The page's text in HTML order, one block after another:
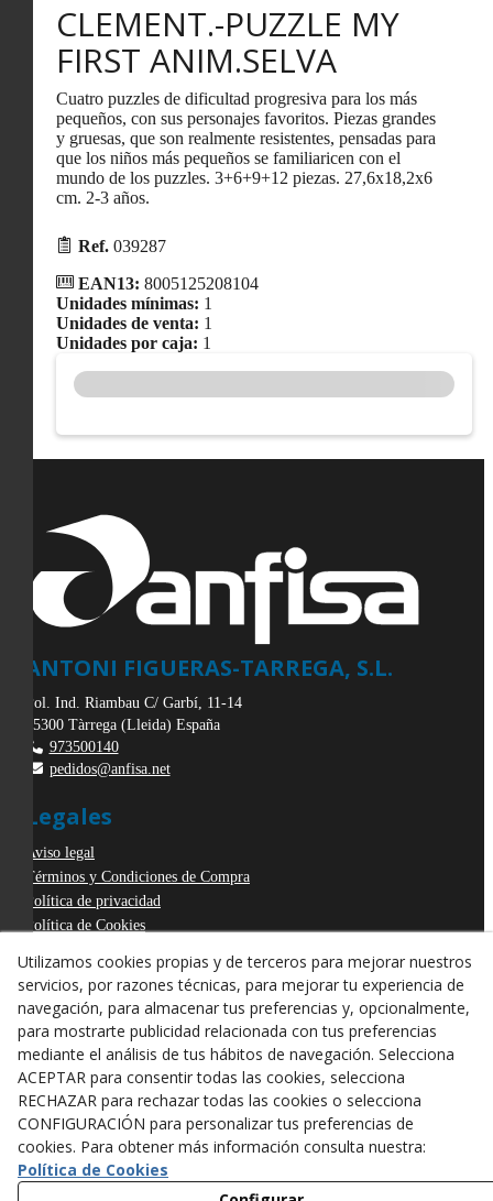
CLEMENT.-PUZZLE MY
FIRST ANIM.SELVA
Cuatro puzzles de dificultad progresiva para los más
pequeños, con sus personajes favoritos. Piezas grandes
y gruesas, que son realmente resistentes, pensadas para
que los niños más pequeños se familiaricen con el
mundo de los puzzles. 3+6+9+12 piezas. 27,6x18,2x6
cm. 2-3 años.
Ref. 039287
EAN13: 8005125208104
Unidades mínimas: 1
Unidades de venta: 1
Unidades por caja: 1
ANTONI FIGUERAS-TARREGA, S.L.
Pol. Ind. Riambau C/ Garbí, 11-14
25300 Tàrrega (Lleida) España
973500140
pedidos@anfisa.net
Legales
Aviso legal
Términos y Condiciones de Compra
Política de privacidad
Política de Cookies
Derecho de desistimiento
Utilizamos cookies propias y de terceros para mejorar nuestros
servicios, por razones técnicas, para mejorar tu experiencia de
navegación, para almacenar tus preferencias y, opcionalmente,
para mostrarte publicidad relacionada con tus preferencias
mediante el análisis de tus hábitos de navegación. Selecciona
ACEPTAR para consentir todas las cookies, selecciona
RECHAZAR para rechazar todas las cookies o selecciona
CONFIGURACIÓN para personalizar tus preferencias de
cookies. Para obtener más información consulta nuestra:
Política de Cookies